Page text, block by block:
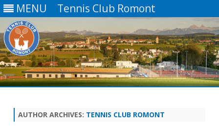
MENU Tennis Club Romont
AUTHOR ARCHIVES: TENNIS CLUB ROMONT